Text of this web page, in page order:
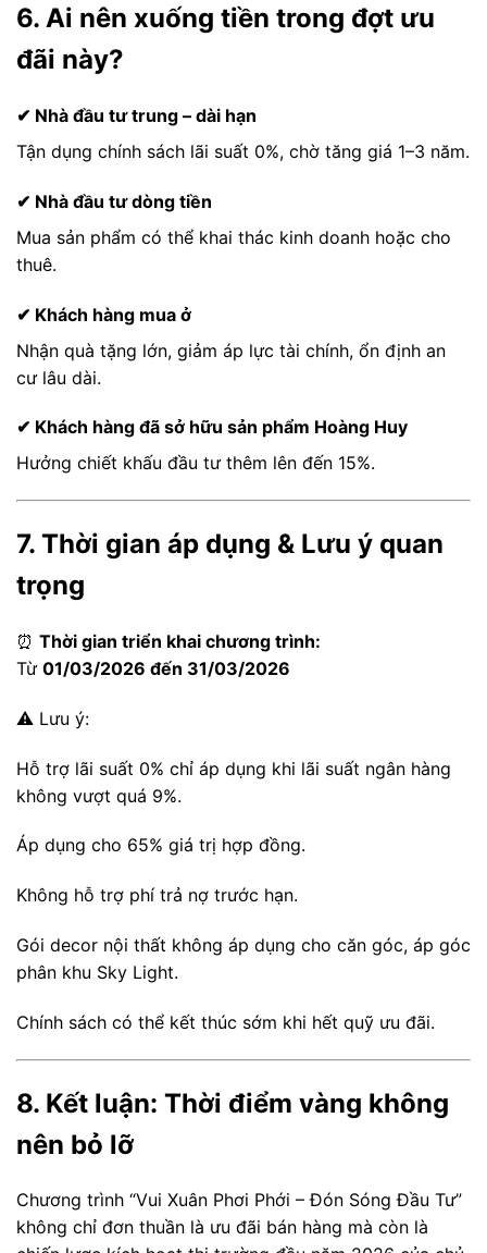
6. Ai nên xuống tiền trong đợt ưu
đãi này?
✔ Nhà đầu tư trung – dài hạn
Tận dụng chính sách lãi suất 0%, chờ tăng giá 1–3 năm.
✔ Nhà đầu tư dòng tiền
Mua sản phẩm có thể khai thác kinh doanh hoặc cho
thuê.
✔ Khách hàng mua ở
Nhận quà tặng lớn, giảm áp lực tài chính, ổn định an
cư lâu dài.
✔ Khách hàng đã sở hữu sản phẩm Hoàng Huy
Hưởng chiết khấu đầu tư thêm lên đến 15%.
7. Thời gian áp dụng & Lưu ý quan
trọng
⏰ Thời gian triển khai chương trình:
Từ 01/03/2026 đến 31/03/2026
⚠ Lưu ý:
Hỗ trợ lãi suất 0% chỉ áp dụng khi lãi suất ngân hàng
không vượt quá 9%.
Áp dụng cho 65% giá trị hợp đồng.
Không hỗ trợ phí trả nợ trước hạn.
Gói decor nội thất không áp dụng cho căn góc, áp góc
phân khu Sky Light.
Chính sách có thể kết thúc sớm khi hết quỹ ưu đãi.
8. Kết luận: Thời điểm vàng không
nên bỏ lỡ
Chương trình “Vui Xuân Phơi Phới – Đón Sóng Đầu Tư”
không chỉ đơn thuần là ưu đãi bán hàng mà còn là